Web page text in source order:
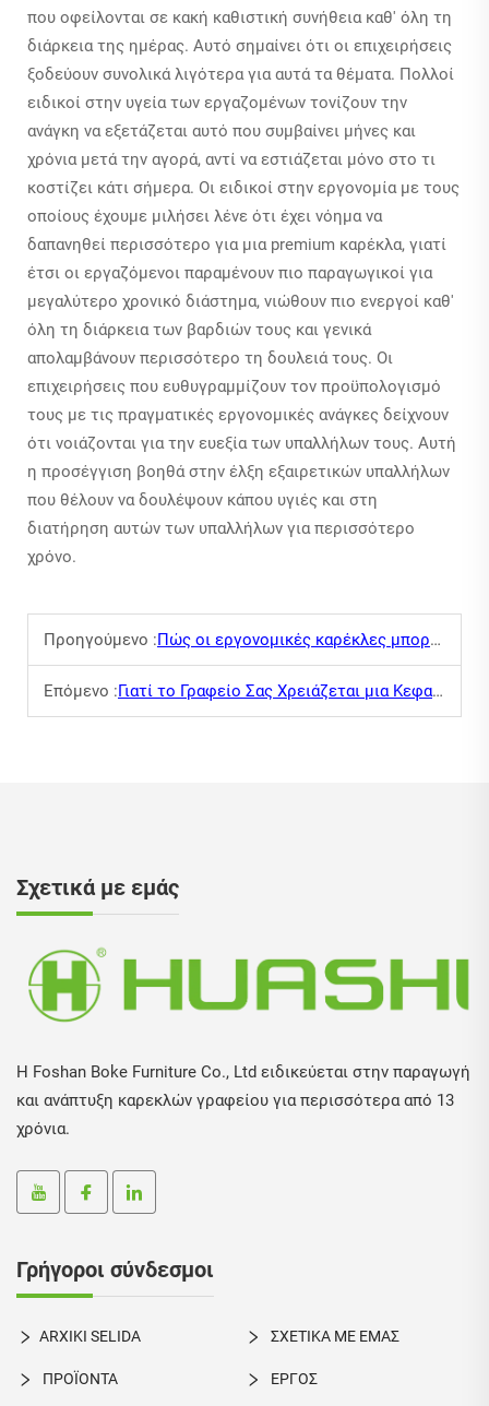
που οφείλονται σε κακή καθιστική συνήθεια καθ' όλη τη
διάρκεια της ημέρας. Αυτό σημαίνει ότι οι επιχειρήσεις
ξοδεύουν συνολικά λιγότερα για αυτά τα θέματα. Πολλοί
ειδικοί στην υγεία των εργαζομένων τονίζουν την
ανάγκη να εξετάζεται αυτό που συμβαίνει μήνες και
χρόνια μετά την αγορά, αντί να εστιάζεται μόνο στο τι
κοστίζει κάτι σήμερα. Οι ειδικοί στην εργονομία με τους
οποίους έχουμε μιλήσει λένε ότι έχει νόημα να
δαπανηθεί περισσότερο για μια premium καρέκλα, γιατί
έτσι οι εργαζόμενοι παραμένουν πιο παραγωγικοί για
μεγαλύτερο χρονικό διάστημα, νιώθουν πιο ενεργοί καθ'
όλη τη διάρκεια των βαρδιών τους και γενικά
απολαμβάνουν περισσότερο τη δουλειά τους. Οι
επιχειρήσεις που ευθυγραμμίζουν τον προϋπολογισμό
τους με τις πραγματικές εργονομικές ανάγκες δείχνουν
ότι νοιάζονται για την ευεξία των υπαλλήλων τους. Αυτή
η προσέγγιση βοηθά στην έλξη εξαιρετικών υπαλλήλων
που θέλουν να δουλέψουν κάπου υγιές και στη
διατήρηση αυτών των υπαλλήλων για περισσότερο
χρόνο.
Προηγούμενο :Πώς οι εργονομικές καρέκλες μπορούν να μειώσουν τον πόνο στην πλάτη των εργαζομένων
Επόμενο :Γιατί το Γραφείο Σας Χρειάζεται μια Κεφαλή για Χαλάρωση
Σχετικά με εμάς
Η Foshan Boke Furniture Co., Ltd ειδικεύεται στην παραγωγή
και ανάπτυξη καρεκλών γραφείου για περισσότερα από 13
χρόνια.
Γρήγοροι σύνδεσμοι
ARXIKI SELIDA ΣΧΕΤΙΚΑ ΜΕ ΕΜΑΣ
ΠΡΟΪΟΝΤΑ ΕΡΓΟΣ